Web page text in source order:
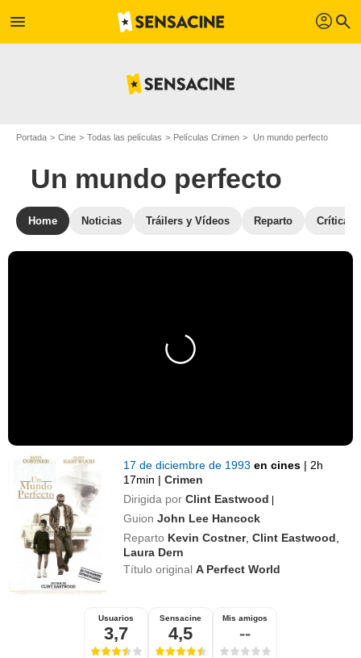
menu profil search
Portada Cine Todas las películas Películas Crimen Un mundo perfecto
Un mundo perfecto
Home Noticias Tráilers y Vídeos Reparto Críticas
17 de diciembre de 1993en cines | 2h
17min | Crimen
Dirigida por Clint Eastwood |
Guion John Lee Hancock
Reparto Kevin Costner,Clint Eastwood
Laura Dern
Título originalA Perfect World
Usuarios
3,7
Sensacine
4,5
Mis amigos
--